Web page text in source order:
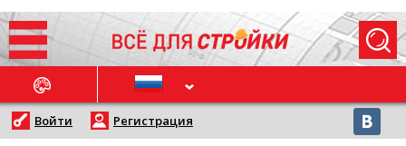
НОВОСТИ
Войти Регистрация